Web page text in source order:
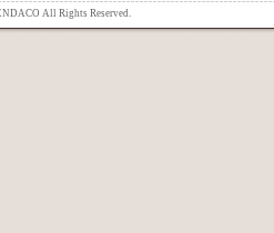
All Rights Reserved.